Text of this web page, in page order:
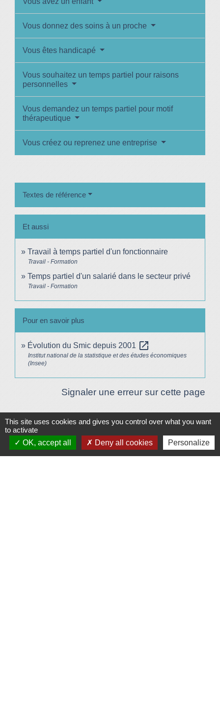
Vous donnez des soins à un proche
Vous êtes handicapé
Vous souhaitez un temps partiel pour raisons
personnelles
Vous demandez un temps partiel pour motif
thérapeutique
Vous créez ou reprenez une entreprise
Textes de référence
Et aussi
Travail à temps partiel d'un fonctionnaire
Travail - Formation
Temps partiel d'un salarié dans le secteur privé
Travail - Formation
Pour en savoir plus
Évolution du Smic depuis 2001 open_in_new
Institut national de la statistique et des études économiques
(Insee)
Signaler une erreur sur cette page
Plan/Accès© OpenStreetMap
Contacts
This site uses cookies and gives you control over what you want
to activate
OK, accept all
Deny all cookies Personalize